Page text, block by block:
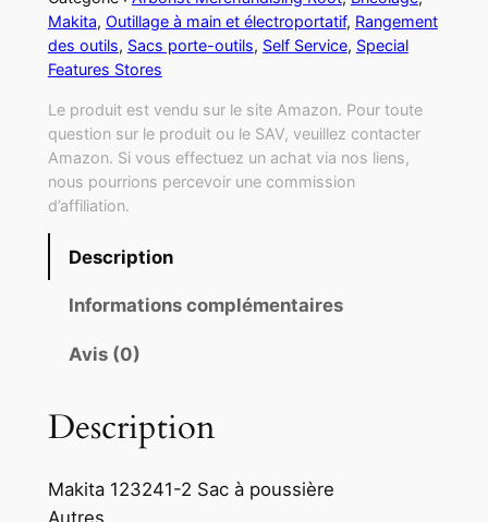
Makita, Outillage à main et électroportatif, Rangement
des outils, Sacs porte-outils, Self Service, Special
Features Stores
Le produit est vendu sur le site Amazon. Pour toute
question sur le produit ou le SAV, veuillez contacter
Amazon. Si vous effectuez un achat via nos liens,
nous pourrions percevoir une commission
d’affiliation.
Description
Informations complémentaires
Avis (0)
Description
Makita 123241-2 Sac à poussière